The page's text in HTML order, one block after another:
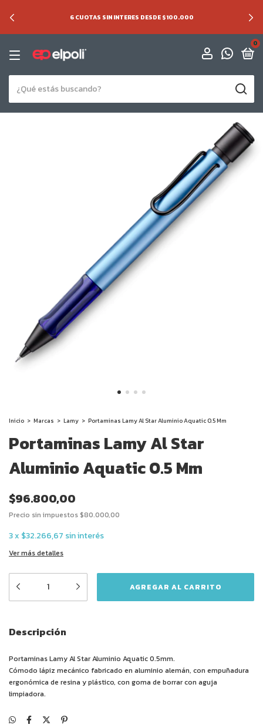
6 CUOTAS SIN INTERES DESDE $100.000
0
Inicio > Marcas > Lamy > Portaminas Lamy Al Star Aluminio Aquatic 0.5 Mm
Portaminas Lamy Al Star
Aluminio Aquatic 0.5 Mm
$96.800,00
Precio sin impuestos$80.000,00
3x $32.266,67 sin interés
Ver más detalles
Descripción
Portaminas Lamy Al Star Aluminio Aquatic 0.5mm.
Cómodo lápiz mecánico fabricado en aluminio alemán, con empuñadura
ergonómica de resina y plástico, con goma de borrar con aguja
limpiadora.